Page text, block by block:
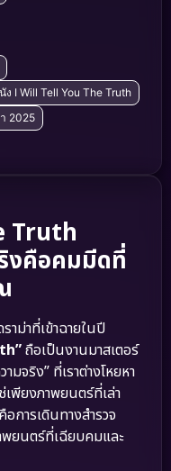
I Will Tell You The Truth
2025
Truth
งคือคมมีดที่
ม่าที่เข้าฉายในปี
ถือเป็นงานมาสเตอร์
มจริง” ที่เราต่างโหยหา
พียงภาพยนตร์ที่เล่า
การเดินทางสำรวจ
ยนตร์ที่เฉียบคมและ